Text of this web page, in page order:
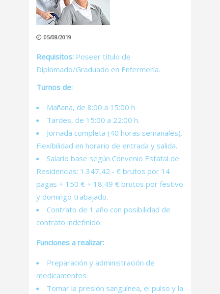
05/08/2019
Requisitos: Poseer título de
Diplomado/Graduado en Enfermería.
Turnos de:
Mañana, de 8:00 a 15:00 h
Tardes, de 15:00 a 22:00 h.
Jornada completa (40 horas semanales).
Flexibilidad en horario de entrada y salida.
Salario base según Convenio Estatal de
Residencias: 1.347,42.- € brutos por 14
pagas + 150 € + 18,49 € brutos por festivo
y domingo trabajado.
Contrato de 1 año con posibilidad de
contrato indefinido.
Funciones a realizar:
Preparación y administración de
medicamentos.
Tomar la presión sanguínea, el pulso y la